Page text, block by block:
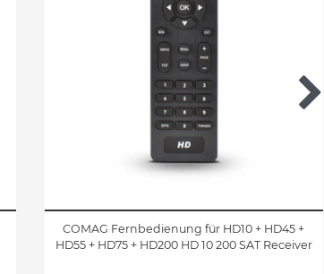
COMAG Fernbedienung für HD10 + HD45 +
HD55 + HD75 + HD200 HD 10 200 SAT Receiver